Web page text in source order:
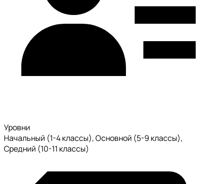
Уровни
Начальный (1-4 классы), Основной (5-9 классы),
Средний (10-11 классы)